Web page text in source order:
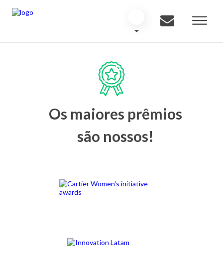
Os maiores prêmios
são nossos!